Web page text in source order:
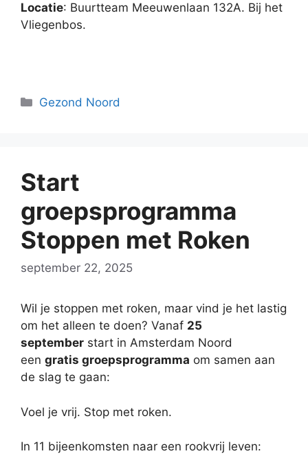
Locatie: Buurtteam Meeuwenlaan 132A. Bij het
Vliegenbos.
Categorieën
Gezond Noord
Start
groepsprogramma
Stoppen met Roken
september 22, 2025
Wil je stoppen met roken, maar vind je het lastig
om het alleen te doen? Vanaf 25
september start in Amsterdam Noord
een gratis groepsprogramma om samen aan
de slag te gaan:
Voel je vrij. Stop met roken.
In 11 bijeenkomsten naar een rookvrij leven: